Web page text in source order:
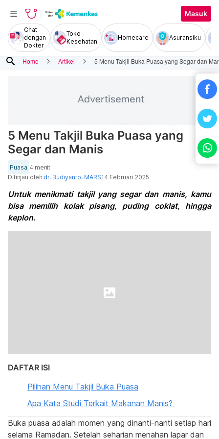
Masuk
Chat
dengan
Dokter
Toko
Kesehatan
Homecare Asuransiku
search Home Artikel 5 Menu Takjil Buka Puasa yang Segar dan
5 Menu Takjil Buka Puasa yang
Segar dan Manis
Puasa 4 menit
Ditinjau oleh dr. Budiyanto, MARS14 Februari 2025
Untuk menikmati takjil yang segar dan manis, kamu
bisa memilih kolak pisang, puding coklat, hingga
keplon.
DAFTAR ISI
Pilihan Menu Takjil Buka Puasa
Apa Kata Studi Terkait Makanan Manis?
Buka puasa adalah momen yang dinanti-nanti setiap hari
selama Ramadan. Setelah seharian menahan lapar dan